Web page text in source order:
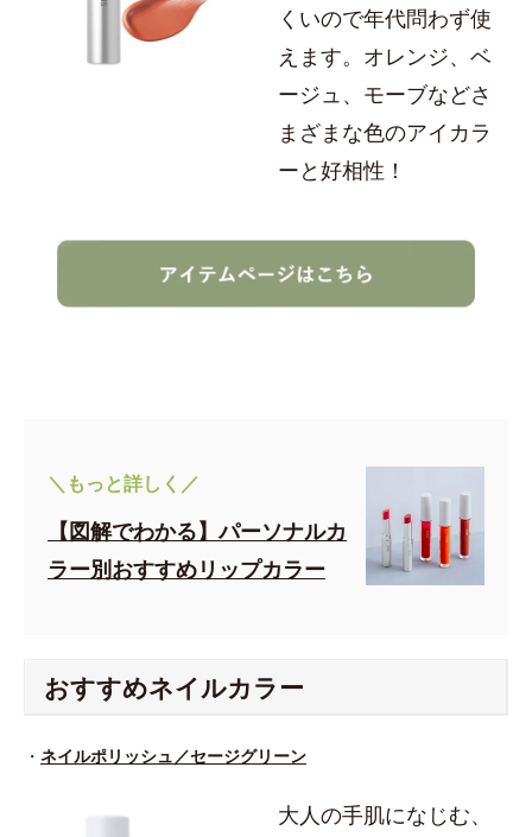
くいので年代問わず使
えます。オレンジ、ベ
ージュ、モーブなどさ
まざまな色のアイカラ
ーと好相性！
＼もっと詳しく／
【図解でわかる】パーソナルカ
ラー別おすすめリップカラー
おすすめネイルカラー
・ ネイルポリッシュ／セージグリーン
大人の手肌になじむ、